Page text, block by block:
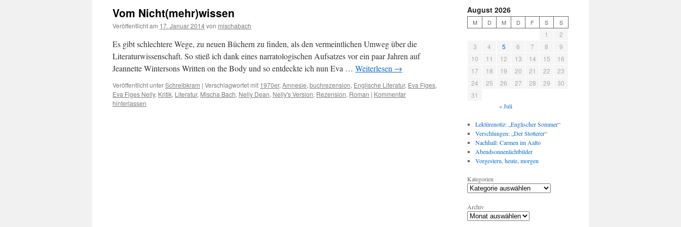
Vom Nicht(mehr)wissen
Veröffentlicht am 17. Januar 2014von mischabach
Es gibt schlechtere Wege, zu neuen Büchern zu finden, als den vermeintlichen Umweg über die
Literaturwissenschaft. So stieß ich dank eines narratologischen Aufsatzes vor ein paar Jahren auf
Jeannette Wintersons Written on the Body und so entdeckte ich nun Eva … Weiterlesen →
Veröffentlicht unterSchreibkram | Verschlagwortet mit 1970er, Amnesie, buchrezension, Englische Literatur, Eva Figes,
Eva Figes Nelly, Kritik, Literatur, Mischa Bach, Nelly Dean, Nelly's Version, Rezension, Roman | Kommentar
hinterlassen
August 2026
M D M D F S S
1
2
3
4 5 6 7 8
9
10
11 12 13 14 15
16
17
18 19 20 21 22
23
24
25 26 27 28 29
30
31
« Juli
Lektürenotiz: „Englischer Sommer“
Verschlungen: „Der Stotterer“
Nachhall: Carmen im Aalto
Abendsonnenlichtbilder
Vorgestern, heute, morgen
Kategorien
Archiv